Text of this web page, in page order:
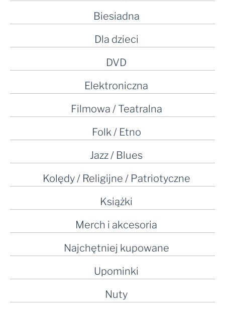
Biesiadna
Dla dzieci
DVD
Elektroniczna
Filmowa / Teatralna
Folk / Etno
Jazz / Blues
Kolędy / Religijne / Patriotyczne
Książki
Merch i akcesoria
Najchętniej kupowane
Upominki
Nuty